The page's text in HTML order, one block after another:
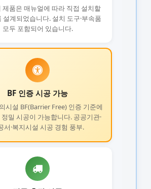
제품은 매뉴얼에 따라 직접 설치할
설계되었습니다. 설치 도구·부속품
모두 포함되어 있습니다.
BF 인증 시공 가능
시설 BF(Barrier Free) 인증 기준에
밀 시공이 가능합니다. 공공기관·
서·복지시설 시공 경험 풍부.